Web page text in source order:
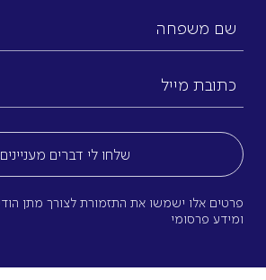
משפחה
מייל
פרטים אלו ישמשו את התזמורת לצורך מתן
ומידע פרסומי